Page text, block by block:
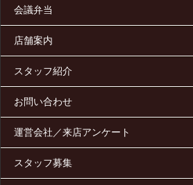
会議弁当
店舗案内
スタッフ紹介
お問い合わせ
運営会社／来店アンケート
スタッフ募集